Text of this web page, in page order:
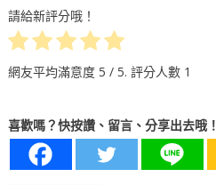
請給新評分哦！
網友平均滿意度 5 / 5. 評分人數 1
喜歡嗎？快按讚、留言、分享出去哦！